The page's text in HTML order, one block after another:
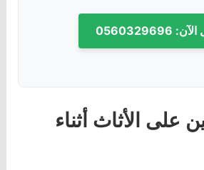
0560329696
على الأثاث أثناء